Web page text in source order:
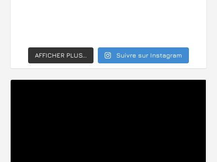
AFFICHER PLUS... Suivre sur Instagram